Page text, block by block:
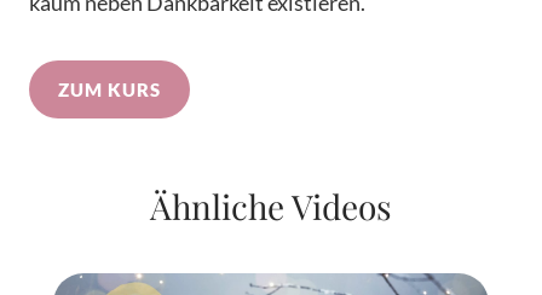
ZUM KURS
Ähnliche Videos